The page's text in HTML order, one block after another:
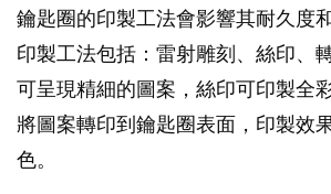
鑰匙圈的印製工法會影響其耐久度
印製工法包括：雷射雕刻、絲印、
可呈現精細的圖案，絲印可印製全
將圖案轉印到鑰匙圈表面，印製效
色。